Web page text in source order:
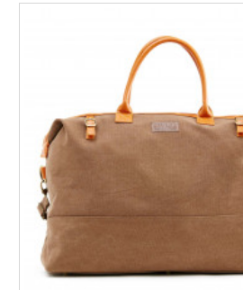
Bike Tube Scuba
Näytä lisää
Lisää toivelistalle